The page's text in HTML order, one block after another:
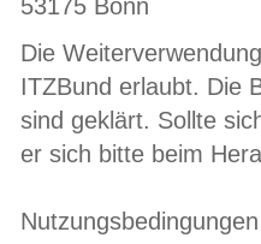
53175 Bonn
Die
ITZBund erlaubt. Die
sind geklärt. Sollte
er sich bitte beim